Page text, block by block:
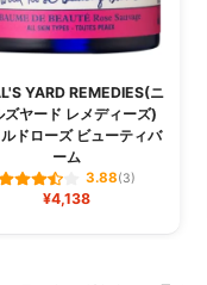
YARD REMEDIES(ニ
ズヤード レメディーズ)
ドローズ ビューティバ
ーム
3.88(3)
¥4,138